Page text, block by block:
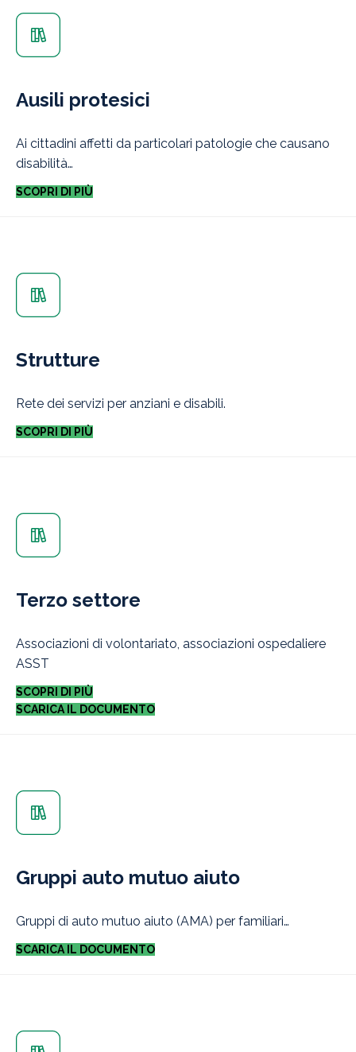
Ausili protesici
Ai cittadini affetti da particolari patologie che causano
disabilità…
SCOPRI DI PIÙ
Strutture
Rete dei servizi per anziani e disabili.
SCOPRI DI PIÙ
Terzo settore
Associazioni di volontariato, associazioni ospedaliere
ASST
SCOPRI DI PIÙ
SCARICA IL DOCUMENTO
Gruppi auto mutuo aiuto
Gruppi di auto mutuo aiuto (AMA) per familiari…
SCARICA IL DOCUMENTO